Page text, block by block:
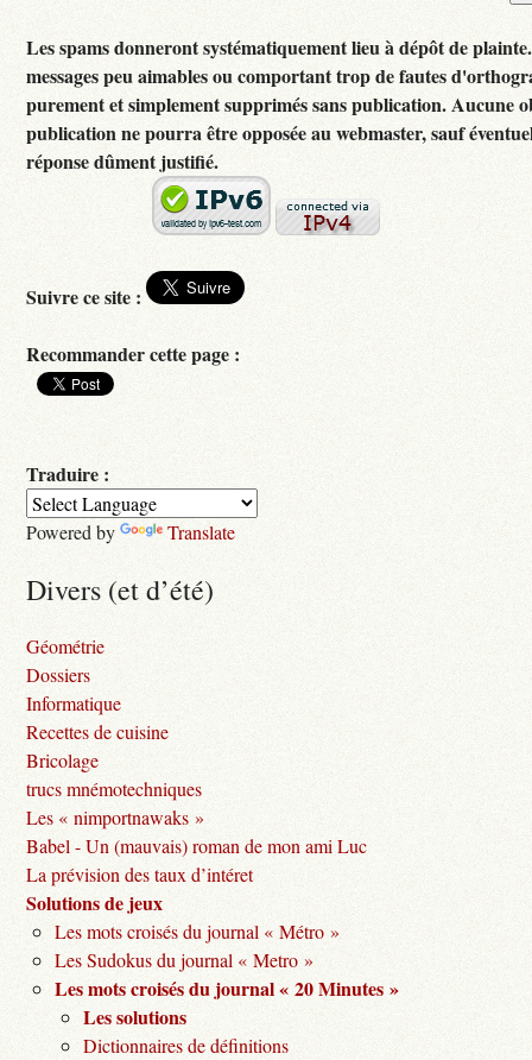
Les spams donneront systématiquement lieu à dépôt de
messages peu aimables ou comportant trop de fautes
purement et simplement supprimés sans publication. Aucune
publication ne pourra être opposée au webmaster, sauf
réponse dûment justifié.
Suivre ce site :
Recommander cette page :
Traduire :
Powered by Translate
Divers (et d’été)
Géométrie
Dossiers
Informatique
Recettes de cuisine
Bricolage
trucs mnémotechniques
Les « nimportnawaks »
Babel - Un (mauvais) roman de mon ami Luc
La prévision des taux d’intéret
Solutions de jeux
Les mots croisés du journal « Métro »
Les Sudokus du journal « Metro »
Les mots croisés du journal « 20 Minutes »
Les solutions
Dictionnaires de définitions